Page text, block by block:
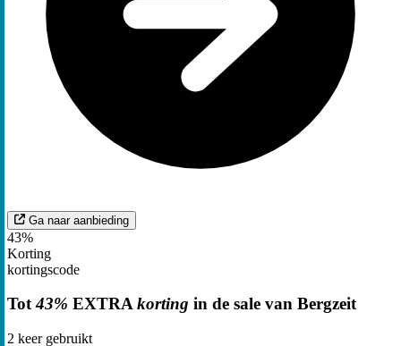
Ga naar aanbieding
43%
Korting
kortingscode
Tot43% EXTRAkorting in de sale van Bergzeit
2 keer gebruikt